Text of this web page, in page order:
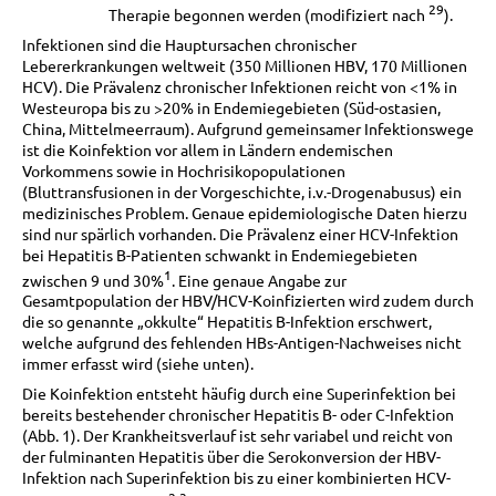
Therapie begonnen werden (modifiziert nach 29).
Infektionen sind die Hauptursachen chronischer
Lebererkrankungen weltweit (350 Millionen HBV, 170 Millionen
HCV). Die Prävalenz chronischer Infektionen reicht von <1% in
Westeuropa bis zu >20% in Endemiegebieten (Süd-ostasien,
China, Mittelmeerraum). Aufgrund gemeinsamer Infektionswege
ist die Koinfektion vor allem in Ländern endemischen
Vorkommens sowie in Hochrisikopopulationen
(Bluttransfusionen in der Vorgeschichte, i.v.-Drogenabusus) ein
medizinisches Problem. Genaue epidemiologische Daten hierzu
sind nur spärlich vorhanden. Die Prävalenz einer HCV-Infektion
bei Hepatitis B-Patienten schwankt in Endemiegebieten
zwischen 9 und 30%1 . Eine genaue Angabe zur
Gesamtpopulation der HBV/HCV-Koinfizierten wird zudem durch
die so genannte „okkulte“ Hepatitis B-Infektion erschwert,
welche aufgrund des fehlenden HBs-Antigen-Nachweises nicht
immer erfasst wird (siehe unten).
Die Koinfektion entsteht häufig durch eine Superinfektion bei
bereits bestehender chronischer Hepatitis B- oder C-Infektion
(Abb. 1). Der Krankheitsverlauf ist sehr variabel und reicht von
der fulminanten Hepatitis über die Serokonversion der HBV-
Infektion nach Superinfektion bis zu einer kombinierten HCV-